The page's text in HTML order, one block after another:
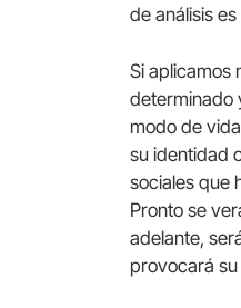
de análisis
Si aplicamos
determinado
modo de
su identidad
sociales que
Pronto se
adelante,
provocará